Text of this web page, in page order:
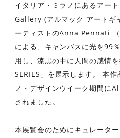
イタリア・ミラノにあるアー
Gallery (アルマック アートギ
ーティストのAnna Pennati
による、キャンバスに光を99
用し、漆黒の中に人間の感情
SERIES」を展示します。 本
ノ・デザインウイーク期間
されました。
本展覧会のためにキュレータ